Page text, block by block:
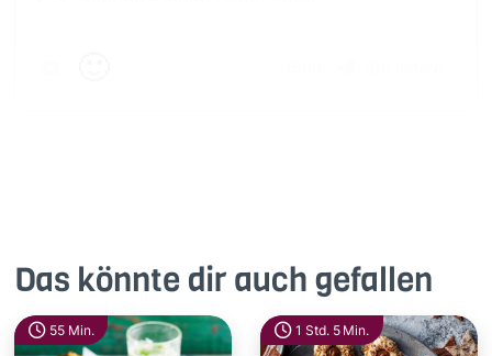
Das könnte dir auch gefallen
55 Min. 1 Std. 5 Min.